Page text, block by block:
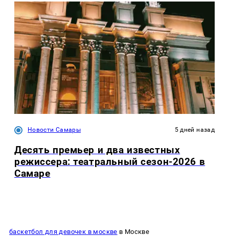
Новости Самары 5 дней назад
Десять премьер и два известных
режиссера: театральный сезон-2026 в
Самаре
баскетбол для девочек в москве в Москве